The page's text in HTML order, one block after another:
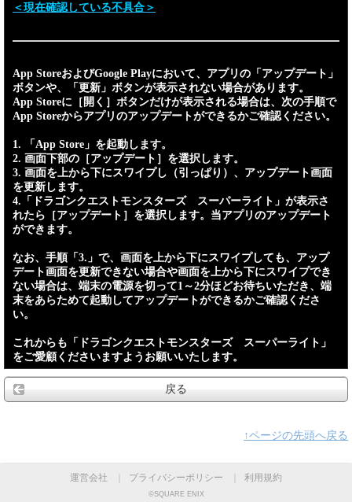
＜現在確認している不具合＞
App StoreおよびGoogle Playにおいて、アプリの「アップデート」
ボタンや、「更新」ボタンが表示されない場合があります。
App Storeに［開く］ボタンだけが表示される場合は、次の手順で
App Storeからアプリのアップデートができるかご確認ください。
1. 「App Store」を起動します。
2. 画面下部の［アップデート］を選択します。
3. 画面を上から下にスワイプし（引っぱり）、アップデート画面
を更新します。
4.「ドラゴンクエストモンスターズ スーパーライト」が表示さ
れたら［アップデート］を選択します。当アプリのアップデート
ができます。
なお、手順「3.」で、画面を上から下にスワイプしても、アップ
デート画面を更新できない場合や画面を上から下にスワイプでき
ない場合は、端末の電源を切って1～2分ほどお待ちいただき、端
末をあらためて起動してアップデートができるかご確認くださ
い。
これからも「ドラゴンクエストモンスターズ スーパーライト」
をご愛顧くださいますようお願いいたします。
戻る
↑ページの先頭へ戻る
運営会社 プライバシーポリシー 利用規約
©SQUARE ENIX